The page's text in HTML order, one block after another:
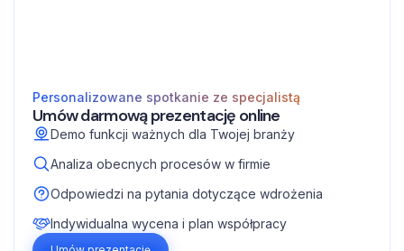
Personalizowane spotkanie ze specjalistą
Umów darmową prezentację online
Demo funkcji ważnych dla Twojej branży
Analiza obecnych procesów w firmie
Odpowiedzi na pytania dotyczące wdrożenia
Indywidualna wycena i plan współpracy